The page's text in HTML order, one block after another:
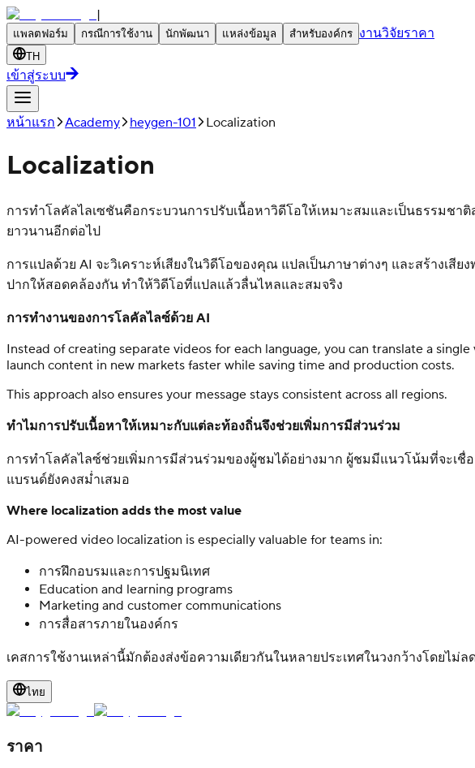
|
แพลตฟอร์ม กรณีการใช้งาน นักพัฒนา แหล่งข้อมูล สำหรับองค์กร งานวิจัยราคา
TH
เข้าสู่ระบบ
หน้าแรก Academy heygen-101 Localization
Localization
การทำโลคัลไลเซชันคือกระบวนการปรับเนื้อหาวิดีโอให้เหมาะสมและเป็นธรรมช
ยาวนานอีกต่อไป
การแปลด้วย AI จะวิเคราะห์เสียงในวิดีโอของคุณ แปลเป็นภาษาต่างๆ และสร้างเสี
ปากให้สอดคล้องกัน ทำให้วิดีโอที่แปลแล้วลื่นไหลและสมจริง
การทำงานของการโลคัลไลซ์ด้วย AI
Instead of creating separate videos for each language, you can translate a
launch content in new markets faster while saving time and production costs.
This approach also ensures your message stays consistent across all regions.
ทำไมการปรับเนื้อหาให้เหมาะกับแต่ละท้องถิ่นจึงช่วยเพิ่มการมีส่วนร่วม
การทำโลคัลไลซ์ช่วยเพิ่มการมีส่วนร่วมของผู้ชมได้อย่างมาก ผู้ชมมีแนวโน้มที่จะเชื่
แบรนด์ยังคงสม่ำเสมอ
Where localization adds the most value
AI-powered video localization is especially valuable for teams in:
การฝึกอบรมและการปฐมนิเทศ
Education and learning programs
Marketing and customer communications
การสื่อสารภายในองค์กร
เคสการใช้งานเหล่านี้มักต้องส่งข้อความเดียวกันในหลายประเทศในวงกว้างโดยไ
ไทย
ราคา